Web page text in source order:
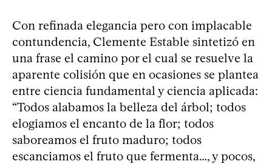
Con refinada elegancia pero con implacable
contundencia, Clemente Estable sintetizó en
una frase el camino por el cual se resuelve la
aparente colisión que en ocasiones se plantea
entre ciencia fundamental y ciencia aplicada:
“Todos alabamos la belleza del árbol; todos
elogiamos el encanto de la flor; todos
saboreamos el fruto maduro; todos
escanciamos el fruto que fermenta…, y pocos,